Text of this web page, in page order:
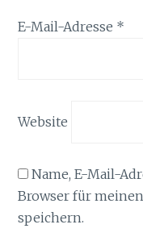
E-Mail-Adresse *
Website
Name, E-Mail-
Browser für
speichern.